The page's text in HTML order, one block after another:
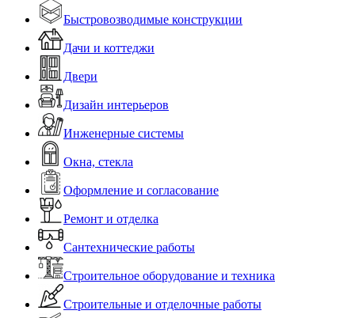
Быстровозводимые конструкции
Дачи и коттеджи
Двери
Дизайн интерьеров
Инженерные системы
Окна, стекла
Оформление и согласование
Ремонт и отделка
Сантехнические работы
Строительное оборудование и техника
Строительные и отделочные работы